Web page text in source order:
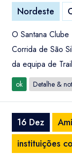
Nordeste
O Santana
Corrida de São
da equipa de
ok Detalhe &
16 Dez
instituições